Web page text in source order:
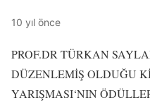
10 yıl önce
PROF.DR TÜRKAN
DÜZENLEMİŞ OLDUĞU
YARIŞMASI‘NIN